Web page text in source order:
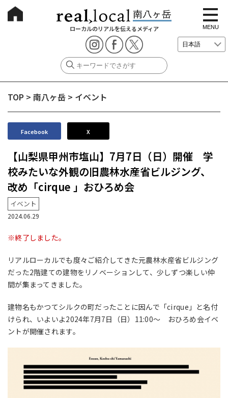
ローカルのリアルを伝えるメディア
t
o
g
g
e
i
i
MENU
TOP > 南八ヶ岳 > イベント
Facebook X
【山梨県甲州市塩山】7月7日（日）開催 学
校みたいな外観の旧農林水産省ビルジング、
改め「cirque 」おひろめ会
イベント
2024.06.29
※終了しました。
リアルローカルでも度々ご紹介してきた元農林水産省ビルジング
だった2階建ての建物をリノベーションして、少しずつ楽しい仲
間が集まってきました。
建物名もかつてシルクの町だったことに因んで「cirque」と名付
けられ、いよいよ2024年7月7日（日）11:00～ おひろめ会イベ
ントが開催されます。